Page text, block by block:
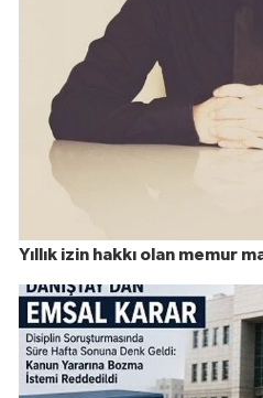
Yıllık izin hakkı olan memur